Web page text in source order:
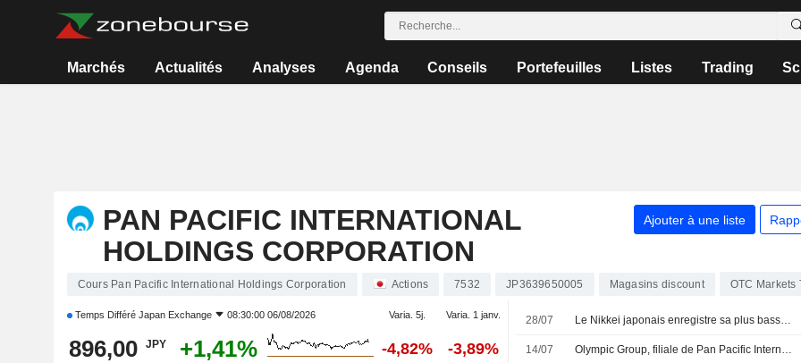
Marchés Actualités Analyses Agenda Conseils Portefeuilles Listes Trading
PAN PACIFIC INTERNATIONAL
HOLDINGS CORPORATION
Ajouter à une liste
Cours Pan Pacific International Holdings Corporation Actions 7532 JP3639650005 Magasins discount OTC Markets
Temps Différé Japan Exchange 08:30:00 06/08/2026 Varia. 5j. Varia. 1 janv.
896,00 JPY +1,41% -4,82% -3,89%
28/07 Le Nikkei japonais enregistre sa plus basse clôture en plus de deux mois, plombé par le secteur des puces
14/07 Olympic Group, filiale de Pan Pacific International, creuse sa perte au premier trimestre